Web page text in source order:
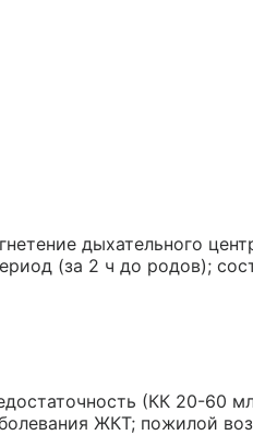
дыхательного
(за 2 ч до родов);
(КК 20-60
ЖКТ; пожилой